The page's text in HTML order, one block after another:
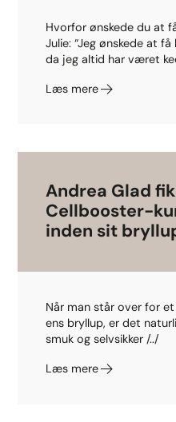
Hvorfor ønskede du at
Julie: “Jeg ønskede at
da jeg altid har været
Læs mere
Andrea Glad fik
Cellbooster-
inden sit
Når man står over for
ens bryllup, er det
smuk og selvsikker /../
Læs mere